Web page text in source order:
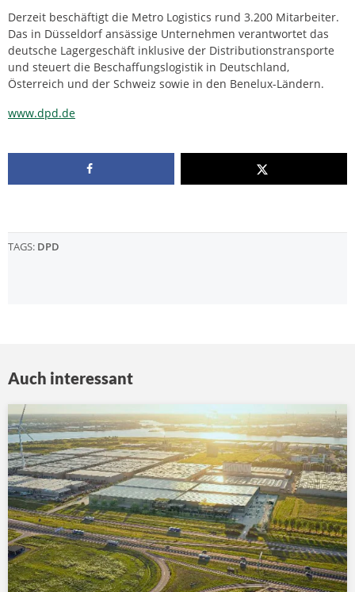
Derzeit beschäftigt die Metro Logistics rund 3.200 Mitarbeiter.
Das in Düsseldorf ansässige Unternehmen verantwortet das
deutsche Lagergeschäft inklusive der Distributionstransporte
und steuert die Beschaffungslogistik in Deutschland,
Österreich und der Schweiz sowie in den Benelux-Ländern.
www.dpd.de
TAGS: DPD
Auch interessant